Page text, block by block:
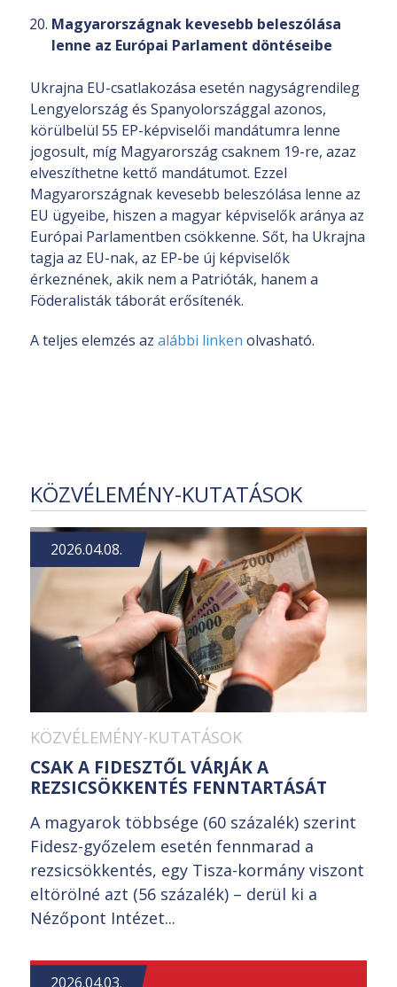
Magyarországnak kevesebb beleszólása
lenne az Európai Parlament döntéseibe
Ukrajna EU-csatlakozása esetén nagyságrendileg
Lengyelország és Spanyolországgal azonos,
körülbelül 55 EP-képviselői mandátumra lenne
jogosult, míg Magyarország csaknem 19-re, azaz
elveszíthetne kettő mandátumot. Ezzel
Magyarországnak kevesebb beleszólása lenne az
EU ügyeibe, hiszen a magyar képviselők aránya az
Európai Parlamentben csökkenne. Sőt, ha Ukrajna
tagja az EU-nak, az EP-be új képviselők
érkeznének, akik nem a Patrióták, hanem a
Föderalisták táborát erősítenék.
A teljes elemzés az alábbi linken olvasható.
KÖZVÉLEMÉNY-KUTATÁSOK
2026.04.08.
KÖZVÉLEMÉNY-KUTATÁSOK
CSAK A FIDESZTŐL VÁRJÁK A
REZSICSÖKKENTÉS FENNTARTÁSÁT
A magyarok többsége (60 százalék) szerint
Fidesz-győzelem esetén fennmarad a
rezsicsökkentés, egy Tisza-kormány viszont
eltörölné azt (56 százalék) – derül ki a
Nézőpont Intézet...
2026.04.03.